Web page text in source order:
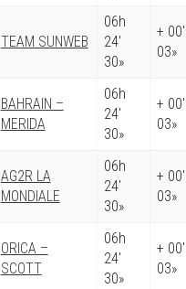
TEAM SUNWEB
06h
24′
30»
+ 00′
03»
BAHRAIN –
MERIDA
06h
24′
30»
+ 00′
03»
AG2R LA
MONDIALE
06h
24′
30»
+ 00′
03»
ORICA –
SCOTT
06h
24′
30»
+ 00′
03»